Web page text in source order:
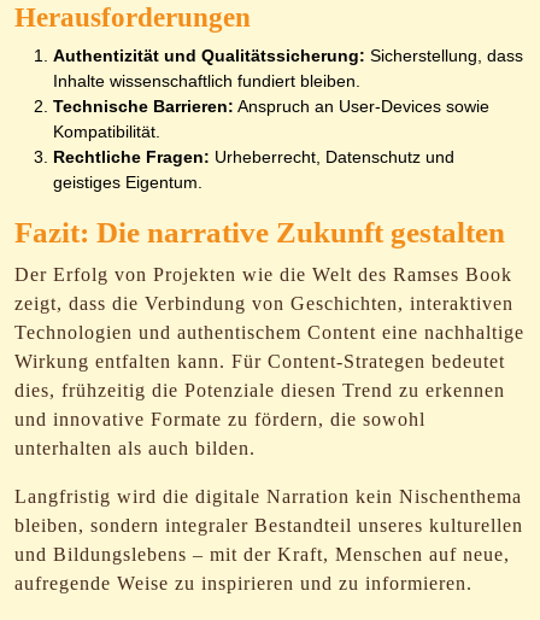
Herausforderungen
Authentizität und Qualitätssicherung: Sicherstellung, dass
Inhalte wissenschaftlich fundiert bleiben.
Technische Barrieren: Anspruch an User-Devices sowie
Kompatibilität.
Rechtliche Fragen: Urheberrecht, Datenschutz und
geistiges Eigentum.
Fazit: Die narrative Zukunft gestalten
Der Erfolg von Projekten wie die Welt des Ramses Book
zeigt, dass die Verbindung von Geschichten, interaktiven
Technologien und authentischem Content eine nachhaltige
Wirkung entfalten kann. Für Content-Strategen bedeutet
dies, frühzeitig die Potenziale diesen Trend zu erkennen
und innovative Formate zu fördern, die sowohl
unterhalten als auch bilden.
Langfristig wird die digitale Narration kein Nischenthema
bleiben, sondern integraler Bestandteil unseres kulturellen
und Bildungslebens – mit der Kraft, Menschen auf neue,
aufregende Weise zu inspirieren und zu informieren.